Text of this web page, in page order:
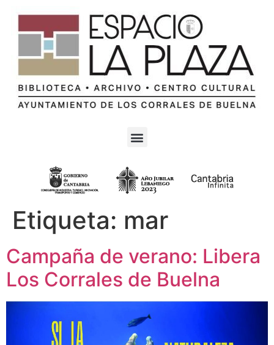
Etiqueta: mar
Campaña de verano: Libera
Los Corrales de Buelna